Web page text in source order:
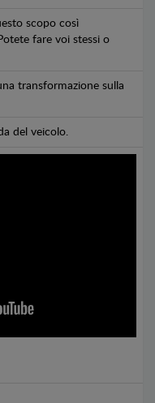
scopo così
fare voi stessi o
transformazione sulla
del veicolo.